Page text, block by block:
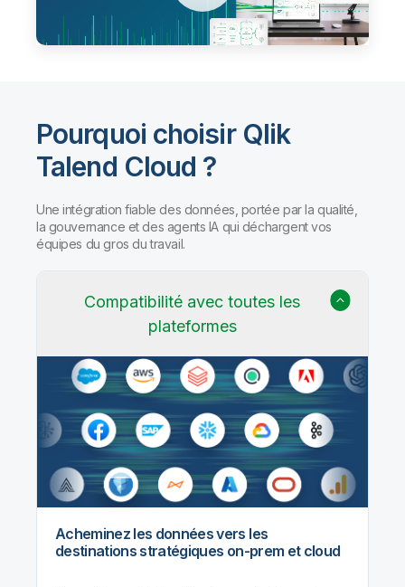
Pourquoi choisir Qlik
Talend Cloud ?
Une intégration fiable des données, portée par la qualité,
la gouvernance et des agents IA qui déchargent vos
équipes du gros du travail.
Compatibilité avec toutes les
plateformes
Acheminez les données vers les
destinations stratégiques on-prem et cloud